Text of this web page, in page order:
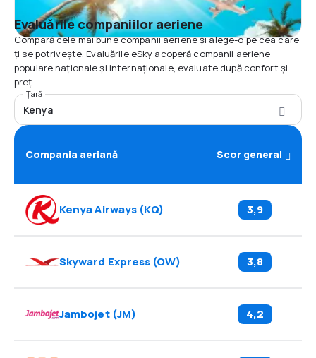
Evaluările companiilor aeriene
Compară cele mai bune companii aeriene și alege-o pe cea care
ți se potrivește. Evaluările eSky acoperă companii aeriene
populare naționale și internaționale, evaluate după confort și
preț.
Țară
Kenya
Compania aeriană Scor general
Kenya Airways(KQ) 3,9
Skyward Express (OW) 3,8
Jambojet(JM) 4,2